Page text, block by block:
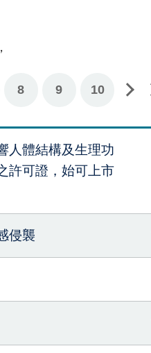
8 9 10
一頁最後一頁
人體結構及生理功
許可證，始可上市
侵襲